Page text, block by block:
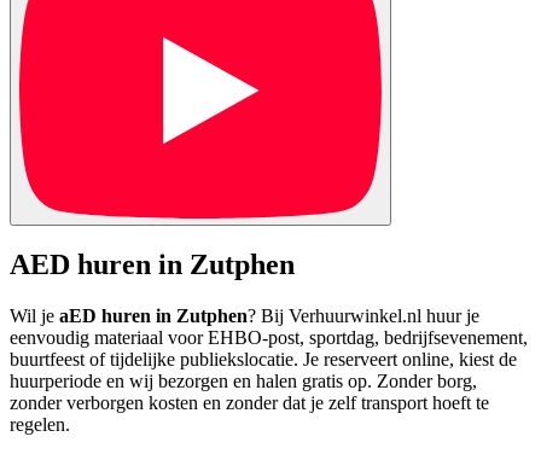
AED huren in Zutphen
Wil je aED huren in Zutphen? Bij Verhuurwinkel.nl huur je
eenvoudig materiaal voor EHBO-post, sportdag, bedrijfsevenement,
buurtfeest of tijdelijke publiekslocatie. Je reserveert online, kiest de
huurperiode en wij bezorgen en halen gratis op. Zonder borg,
zonder verborgen kosten en zonder dat je zelf transport hoeft te
regelen.